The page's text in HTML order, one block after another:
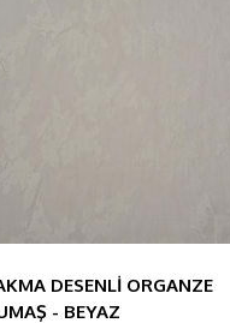
DESENLİ ORGANZE
- BEYAZ